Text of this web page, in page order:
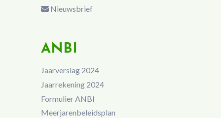
Nieuwsbrief
ANBI
Jaarverslag 2024
Jaarrekening 2024
Formulier ANBI
Meerjarenbeleidsplan